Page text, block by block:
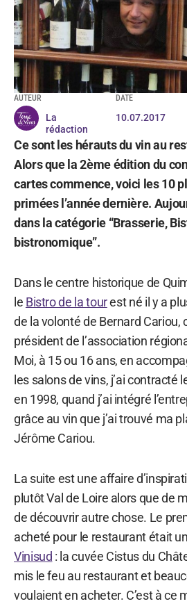
AUTEUR
La
rédaction
DATE
10.07.2017
Ce sont les hérauts du vin au
Alors que la 2ème édition du
cartes commence, voici les 10
primées l’année dernière.
dans la catégorie “Brasserie,
bistronomique”.
Dans le centre historique de
le Bistro de la tourest né il y a
de la volonté de Bernard Cariou,
président de l’association
Moi, à 15 ou 16 ans, en
les salons de vins, j’ai contracté
en 1998, quand j’ai intégré
grâce au vin que j’ai trouvé ma
Jérôme Cariou.
La suite est une affaire
plutôt Val de Loire alors que de
de découvrir autre chose. Le
acheté pour le restaurant était
Vinisud : la cuvée Cistus du
mis le feu au restaurant et
voulaient en acheter. C’est à ce